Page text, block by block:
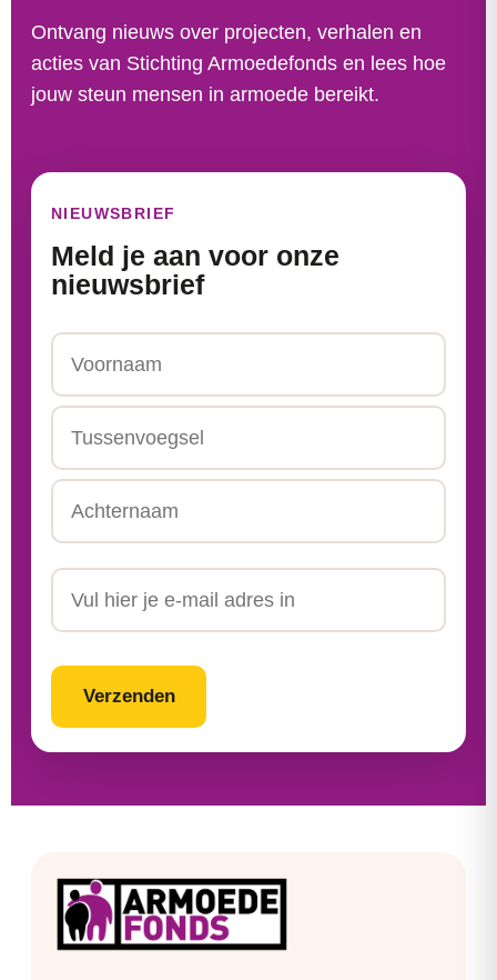
Ontvang nieuws over projecten, verhalen en
acties van Stichting Armoedefonds en lees hoe
jouw steun mensen in armoede bereikt.
NIEUWSBRIEF
Meld je aan voor onze
nieuwsbrief
Voornaam
Tussenvoegsel
Achternaam
CAPTCHA